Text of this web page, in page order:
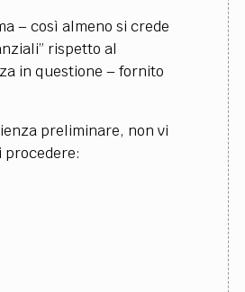
– così almeno si crede
rispetto al
in questione – fornito
preliminare, non vi
procedere: